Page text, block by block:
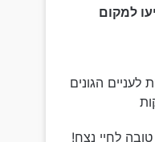
למקום
הגונים
לחיי נצח!